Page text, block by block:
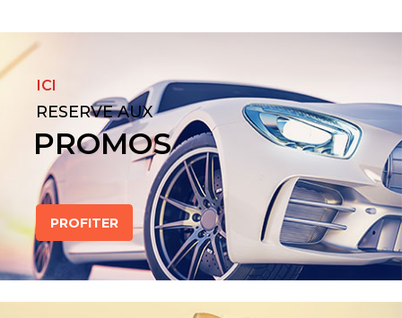
ICI
RESERVE AUX
PROMOS
PROFITER